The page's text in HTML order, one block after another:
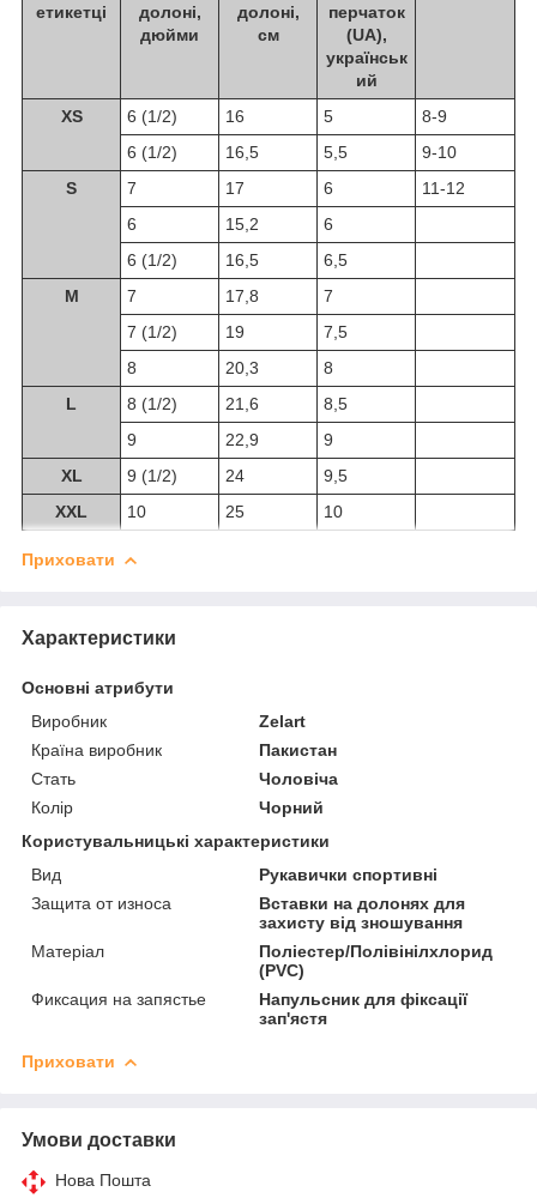
етикетці
долоні,
дюйми
долоні,
см
перчаток
(UA),
українськ
ий
XS 6 (1/2) 16 5
8-9
6 (1/2)
16,5 5,5
9-10
S
7 17 6
11-12
6
15,2
6
6 (1/2)
16,5
6,5
M
7 17,8
7
7 (1/2)
19
7,5
8
20,3
8
L
8 (1/2) 21,6
8,5
9
22,9
9
XL
9 (1/2) 24
9,5
XXL
10 25 10
Приховати
Характеристики
Основні атрибути
Виробник
Zelart
Країна виробник
Пакистан
Стать
Чоловіча
Колір
Чорний
Користувальницькі характеристики
Вид
Рукавички спортивні
Защита от износа
Вставки на долонях для
захисту від зношування
Матеріал
Поліестер/Полівінілхлорид
(PVC)
Фиксация на запястье
Напульсник для фіксації
зап'ястя
Приховати
Умови доставки
Нова Пошта